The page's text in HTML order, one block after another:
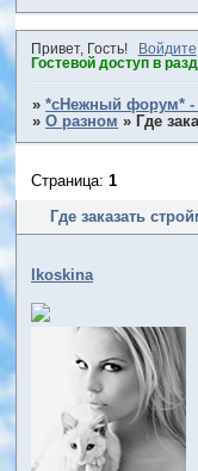
Привет, Гость! Войдите
Гостевой доступ в
»*сНежный форум* -
»О разном » Где
Где заказать
Страница:1
lkoskina